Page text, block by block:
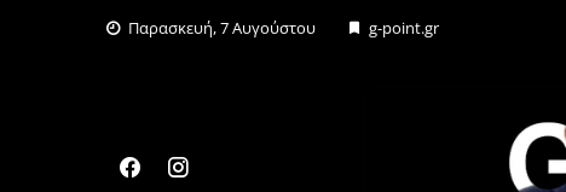
Παρασκευή, 7 Αυγούστου g-point.gr